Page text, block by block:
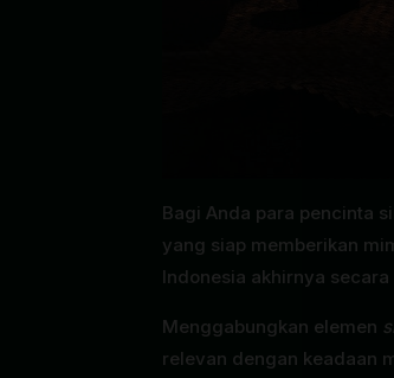
Bagi Anda para pencinta
yang siap memberikan
Indonesia akhirnya
Menggabungkan elemen
relevan dengan keadaan